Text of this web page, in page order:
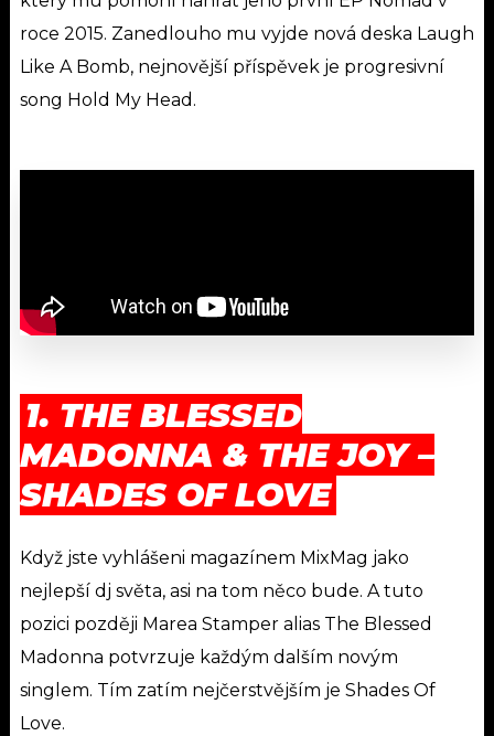
roce 2015. Zanedlouho mu vyjde nová deska Laugh
Like A Bomb, nejnovější příspěvek je progresivní
song Hold My Head.
1. THE BLESSED
MADONNA & THE JOY –
SHADES OF LOVE
Když jste vyhlášeni magazínem MixMag jako
nejlepší dj světa, asi na tom něco bude. A tuto
pozici později Marea Stamper alias The Blessed
Madonna potvrzuje každým dalším novým
singlem. Tím zatím nejčerstvějším je Shades Of
Love.